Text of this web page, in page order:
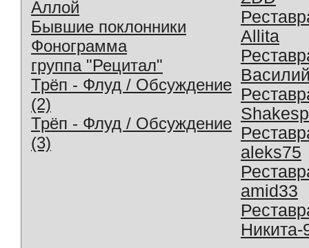
Аллой
Бывшие поклонники
Фонограмма
группа "Рецитал"
Трёп - Флуд / Обсуждение
(2)
Трёп - Флуд / Обсуждение
(3)
Allita
aleks75
amid33
Никита-